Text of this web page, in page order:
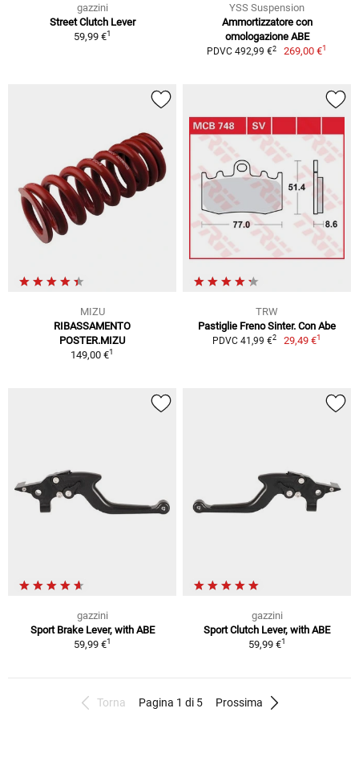
gazzini
Street Clutch Lever
59,99 €1
YSS Suspension
Ammortizzatore con
omologazione ABE
PDVC 492,99 €2 269,00 €1
MIZU
RIBASSAMENTO
POSTER.MIZU
149,00 €1
TRW
Pastiglie Freno Sinter. Con Abe
PDVC 41,99 €2 29,49 €1
gazzini
Sport Brake Lever, with ABE
59,99 €1
gazzini
Sport Clutch Lever, with ABE
59,99 €1
Torna Pagina 1 di 5 Prossima